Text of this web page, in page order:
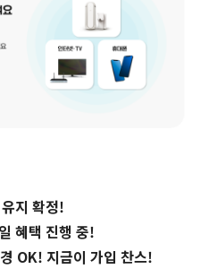
지 확정!
혜택 진행 중!
OK! 지금이 가입 찬스!